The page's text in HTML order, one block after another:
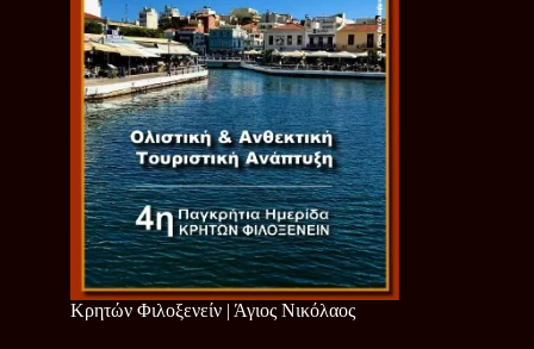
Κρητών Φιλοξενείν | Άγιος Νικόλαος